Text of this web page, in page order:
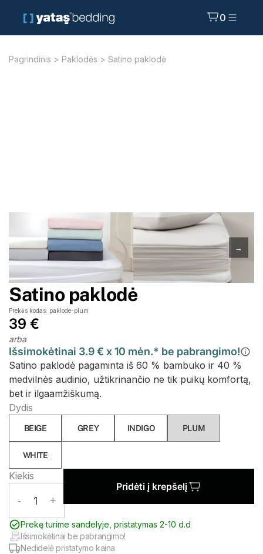
0
Pagrindinis > Paklodės > Satino paklodė
→
Satino paklodė
39 €
Prekės kodas: paklode-plum
arba
Išsimokėtinai 3.9 € x 10 mėn.* be pabrangimo!
Satino paklodė pagaminta iš 60 % bambuko ir 40 %
medvilnės audinio, užtikrinančio ne tik puikų komfortą,
bet ir ilgaamžiškumą.
Dydis
BEIGE GREY INDIGO PLUM
WHITE
Kiekis
- 1 +
Pridėti į krepšelį
Prekę turime sandelyje, pristatymas 2-10 d.d
Išsimokėtinai be pabrangimo!
Nedidelė pristatymo kaina